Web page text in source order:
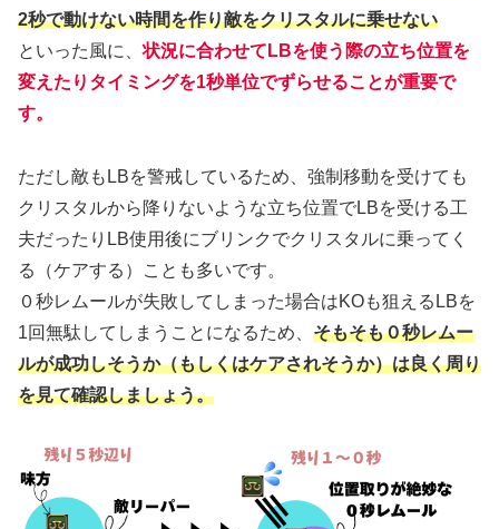
2秒で動けない時間を作り敵をクリスタルに乗せない
といった風に、状況に合わせてLBを使う際の立ち位置を
変えたりタイミングを1秒単位でずらせることが重要で
す。
ただし敵もLBを警戒しているため、強制移動を受けても
クリスタルから降りないような立ち位置でLBを受ける工
夫だったりLB使用後にブリンクでクリスタルに乗ってく
る（ケアする）ことも多いです。
０秒レムールが失敗してしまった場合はKOも狙えるLBを
1回無駄してしまうことになるため、 そもそも０秒レムー
ルが成功しそうか（もしくはケアされそうか）は良く周り
を見て確認しましょう。